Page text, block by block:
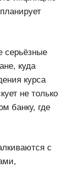
серьёзные
куда
курса
не только
банку, где
с